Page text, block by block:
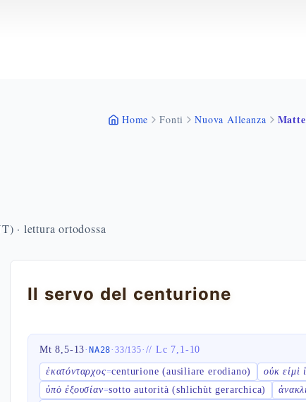
Home Fonti Nuova Alleanza
· lettura ortodossa
Il servo del centurione
Mt 8,5-13·NA28·33/135· //Lc 7,1-10
ἑκατόνταρχος=centurione (ausiliare erodiano) οὐκ εἰμὶ
ὑπὸ ἐξουσίαν=sotto autorità (shlichùt gerarchica)